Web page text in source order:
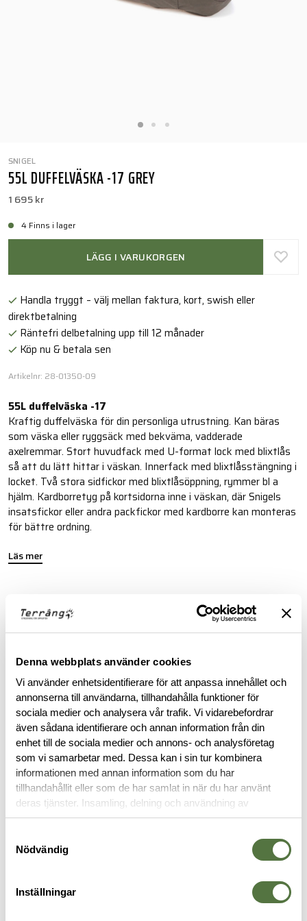
Denna webbplats använder cookies
Vi använder enhetsidentifierare för att anpassa innehållet och
annonserna till användarna, tillhandahålla funktioner för
sociala medier och analysera vår trafik. Vi vidarebefordrar
även sådana identifierare och annan information från din
enhet till de sociala medier och annons- och analysföretag
som vi samarbetar med. Dessa kan i sin tur kombinera
informationen med annan information som du har
tillhandahållit eller som de har samlat in när du har använt
deras tjänster. Insamling, delning och användning av
personuppgifter kan användas för personalisering av
Nödvändig
Inställningar
SNIGEL
55L DUFFELVÄSKA -17 GREY
1 695 kr
4 Finns i lager
LÄGG I VARUKORGEN
Handla tryggt – välj mellan faktura, kort, swish eller
direktbetalning
Räntefri delbetalning upp till 12 månader
Köp nu & betala sen
Artikelnr: 28-01350-09
55L duffelväska -17
Kraftig duffelväska för din personliga utrustning. Kan bäras
som väska eller ryggsäck med bekväma, vadderade
axelremmar. Stort huvudfack med U-format lock med blixtlås
så att du lätt hittar i väskan. Innerfack med blixtlåsstängning i
locket. Två stora sidfickor med blixtlåsöppning, rymmer bl a
hjälm. Kardborretyg på kortsidorna inne i väskan, där Snigels
insatsfickor eller andra packfickor med kardborre kan monteras
för bättre ordning.
Läs mer
BESKRIVNING
RECENSIONER
OM VARUMÄRKET
BAGAR